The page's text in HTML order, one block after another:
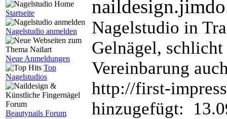
Startseite
Nagelstudio anmelden
Neue Anmeldungen
Top
Nagelstudios
Beautynails Forum
Nagelstudio in
Gelnägel,
Vereinbarung
http://first-
hinzugefügt: